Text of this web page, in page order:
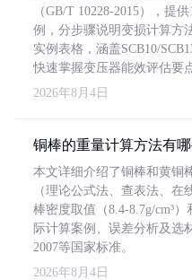
（GB/T 10228-2015），提
例，分步骤说明变损计算方
实例表格，涵盖SCB10/
快速掌握变压器能效评估要
2026年8月4日
铜棒的重量计算方法有
本文详细介绍了铜棒和黄铜
（理论公式法、查表法、
棒密度取值（8.4-8.7g/cm³
际计算案例、误差分析及选
2007等国家标准。
2026年8月4日